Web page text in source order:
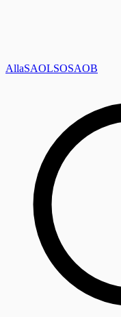
AllaSAOLSOSAOB